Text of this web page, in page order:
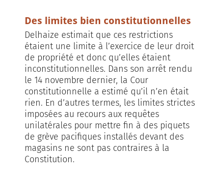
Des limites bien constitutionnelles
Delhaize estimait que ces restrictions
étaient une limite à l’exercice de leur droit
de propriété et donc qu’elles étaient
inconstitutionnelles. Dans son arrêt rendu
le 14 novembre dernier, la Cour
constitutionnelle a estimé qu’il n’en était
rien. En d’autres termes, les limites strictes
imposées au recours aux requêtes
unilatérales pour mettre fin à des piquets
de grève pacifiques installés devant des
magasins ne sont pas contraires à la
Constitution.